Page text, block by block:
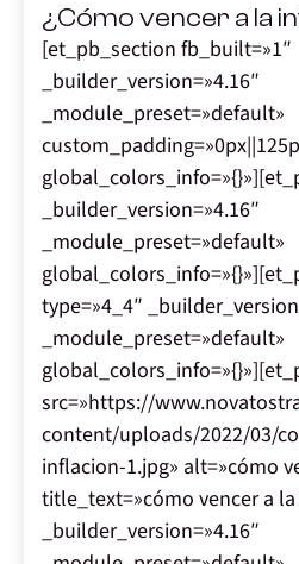
¿Cómo vencer a la
[et_pb_section fb_built=»1″
_builder_version=»4.16″
_module_preset=»default»
_builder_version=»4.16″
_module_preset=»default»
type=»4_4″
_module_preset=»default»
src=»https://
content/uploads/2022/03/
inflacion-1.jpg» alt=»cómo
title_text=»cómo vencer a
_builder_version=»4.16″